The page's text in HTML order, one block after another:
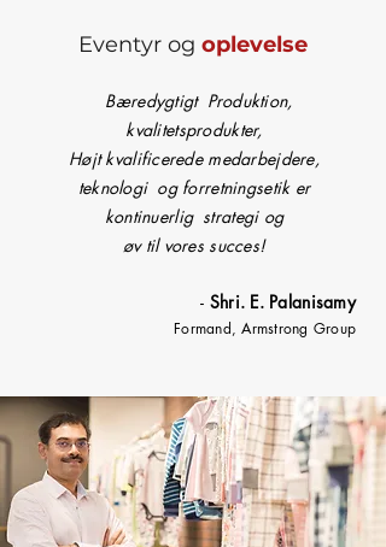
Eventyr og oplevelse
Bæredygtigt Produktion,
kvalitetsprodukter,
Højt kvalificerede medarbejdere,
teknologi og forretningsetik er
kontinuerlig strategi og
øv til vores succes!
- Shri. E. Palanisamy
Formand, Armstrong Group